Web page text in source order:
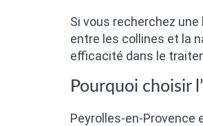
Si vous recherchez une
entre les collines et la
efficacité dans le
Pourquoi choisir
Peyrolles-en-Provence